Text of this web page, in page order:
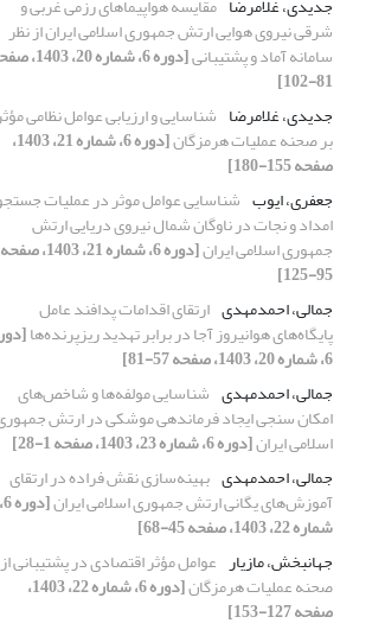
شرقی نیروی هوایی ارتش جمهوری اسلامی ایران از نظر
سامانه آماد و پشتیبانی [دوره 6، شماره 20،
81-102]
جدیدی، غلامرضا شناسایی و ارزیابی عوامل نظامی
بر صحنه عملیات هرمزگان [دوره 6، شماره 21، 1403،
صفحه 155-180]
جعفری، ایوب شناسایی عوامل موثر در عملیات
امداد و نجات در ناوگان شمال نیروی دریایی ارتش
جمهوری اسلامی ایران [دوره 6، شماره 21، 1403، صفحه
95-125]
جمالی، احمدمهدی ارتقای اقدامات پدافند عامل
پایگاه‌های هوانیروز آجا در برابر تهدید ریزپرنده‌ها
6، شماره 20، 1403، صفحه 57-81]
جمالی، احمدمهدی شناسایی مولفه‌ها و شاخص‌های
امکان سنجی ایجاد فرماندهی موشکی در ارتش
اسلامی ایران[دوره 6، شماره 23، 1403، صفحه 1-28]
جمالی، احمدمهدی بهینه‌سازی نقش فراده در ارتقای
آموزش‌های یگانی ارتش جمهوری اسلامی ایران [دوره 6،
شماره 22، 1403، صفحه 45-68]
جهانبخش، مازیار عوامل مؤثر اقتصادی در پشتیبانی از
صحنه عملیات هرمزگان [دوره 6، شماره 22، 1403،
صفحه 127-153]